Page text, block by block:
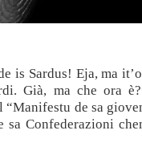
is Sardus! Eja, ma
Già, ma che ora
“Manifestu de sa
sa Confederazioni